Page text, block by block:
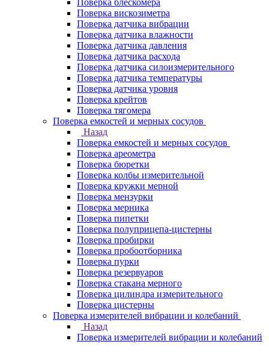
Поверка блескомера
Поверка вискозиметра
Поверка датчика вибрации
Поверка датчика влажности
Поверка датчика давления
Поверка датчика расхода
Поверка датчика силоизмерительного
Поверка датчика температуры
Поверка датчика уровня
Поверка крейтов
Поверка тягомера
Поверка емкостей и мерных сосудов
Назад
Поверка емкостей и мерных сосудов
Поверка ареометра
Поверка бюретки
Поверка колбы измерительной
Поверка кружки мерной
Поверка мензурки
Поверка мерника
Поверка пипетки
Поверка полуприцепа-цистерны
Поверка пробирки
Поверка пробоотборника
Поверка пурки
Поверка резервуаров
Поверка стакана мерного
Поверка цилиндра измерительного
Поверка цистерны
Поверка измерителей вибрации и колебаний
Назад
Поверка измерителей вибрации и колебаний